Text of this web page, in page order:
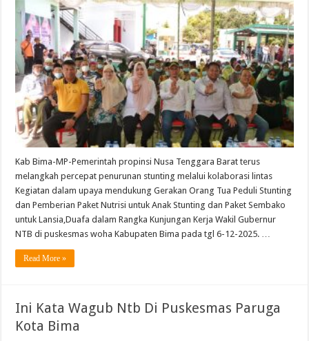
Didampingi
Wabup
Kolaborasi
dalam
Percepatan
Penurunan
Stunting
Di
Puskesmas
Woha
Kab Bima-MP-Pemerintah propinsi Nusa Tenggara Barat terus
melangkah percepat penurunan stunting melalui kolaborasi lintas
Kegiatan dalam upaya mendukung Gerakan Orang Tua Peduli Stunting
dan Pemberian Paket Nutrisi untuk Anak Stunting dan Paket Sembako
untuk Lansia,Duafa dalam Rangka Kunjungan Kerja Wakil Gubernur
NTB di puskesmas woha Kabupaten Bima pada tgl 6-12-2025. …
Read More »
Ini Kata Wagub Ntb Di Puskesmas Paruga
Kota Bima